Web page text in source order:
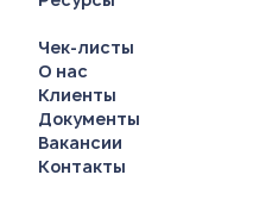
Чек-листы
О нас
Клиенты
Документы
Вакансии
Контакты